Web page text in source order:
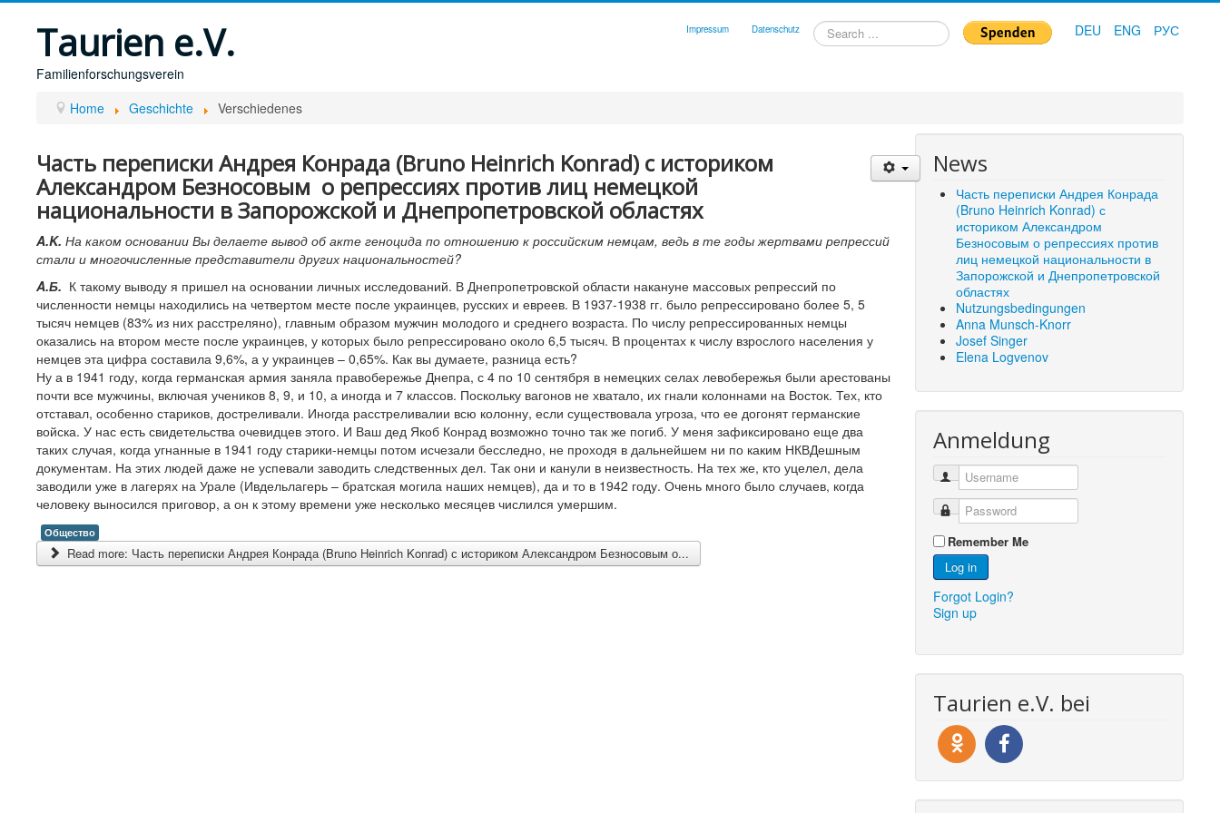
DEU ENG РУС
Search
...
Impressum Datenschutz
Taurien e.V.
Familienforschungsverein
Home
Geschichte Verschiedenes
Часть переписки Андрея Конрада (Bruno Heinrich Konrad) с историком
Александром Безносовым о репрессиях против лиц немецкой
национальности в Запорожской и Днепропетровской областях
A.K. На каком основании Вы делаете вывод об акте геноцида по отношению к российским немцам, ведь в те годы жертвами репрессий
стали и многочисленные представители других национальностей?
A.Б. К такому выводу я пришел на основании личных исследований. В Днепропетровской области накануне массовых репрессий по
численности немцы находились на четвертом месте после украинцев, русских и евреев. В 1937-1938 гг. было репрессировано более 5, 5
тысяч немцев (83% из них расстреляно), главным образом мужчин молодого и среднего возраста. По числу репрессированных немцы
оказались на втором месте после украинцев, у которых было репрессировано около 6,5 тысяч. В процентах к числу взрослого населения у
немцев эта цифра составила 9,6%, а у украинцев – 0,65%. Как вы думаете, разница есть?
Ну а в 1941 году, когда германская армия заняла правобережье Днепра, с 4 по 10 сентября в немецких селах левобережья были арестованы
почти все мужчины, включая учеников 8, 9, и 10, а иногда и 7 классов. Поскольку вагонов не хватало, их гнали колоннами на Восток. Тех, кто
отставал, особенно стариков, достреливали. Иногда расстреливалии всю колонну, если существовала угроза, что ее догонят германские
войска. У нас есть свидетельства очевидцев этого. И Ваш дед Якоб Конрад возможно точно так же погиб. У меня зафиксировано еще два
таких случая, когда угнанные в 1941 году старики-немцы потом исчезали бесследно, не проходя в дальнейшем ни по каким НКВДешным
документам. На этих людей даже не успевали заводить следственных дел. Так они и канули в неизвестность. На тех же, кто уцелел, дела
заводили уже в лагерях на Урале (Ивдельлагерь – братская могила наших немцев), да и то в 1942 году. Очень много было случаев, когда
человеку выносился приговор, а он к этому времени уже несколько месяцев числился умершим.
Общество
Read more: Часть переписки Андрея Конрада (Bruno Heinrich Konrad) с историком Александром Безносовым о...
News
Часть переписки Андрея Конрада
(Bruno Heinrich Konrad) с
историком Александром
Безносовым о репрессиях против
лиц немецкой национальности в
Запорожской и Днепропетровской
областях
Nutzungsbedingungen
Anna Munsch-Knorr
Josef Singer
Elena Logvenov
Anmeldung
Remember Me
Log in
Forgot Login?
Sign up
Taurien e.V. bei